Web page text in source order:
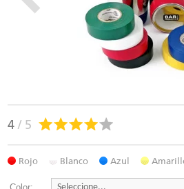
4 / 5
Rojo Blanco Azul